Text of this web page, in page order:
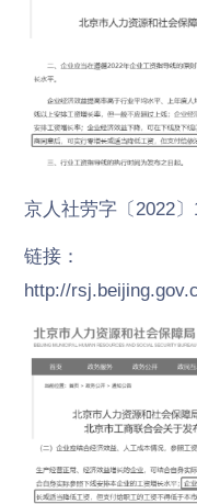
京人社劳字〔2022
链接：
http://